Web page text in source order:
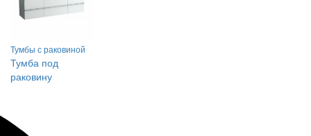
Тумбы с раковиной
Тумба под
раковину